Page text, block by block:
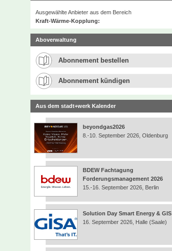
Ausgewählte Anbieter aus dem Bereich
Kraft-Wärme-Kopplung:
Aboverwaltung
Abonnement bestellen
Abonnement kündigen
Aus dem stadt+werk Kalender
beyondgas2026
8.-10. September 2026, Oldenburg
BDEW Fachtagung
Forderungsmanagement 2026
15.-16. September 2026, Berlin
Solution Day Smart Energy & GIS
16. September 2026, Halle (Saale)